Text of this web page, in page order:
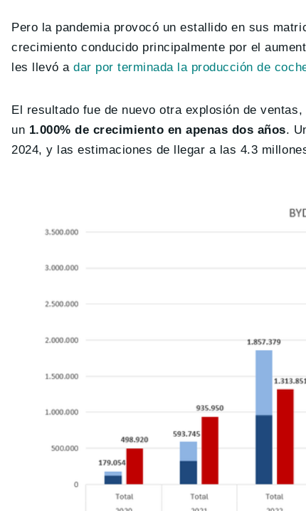
Pero la pandemia provocó un estallido en sus
crecimiento conducido principalmente por el
les llevó adar por terminada la producción de
El resultado fue de nuevo otra explosión de
un 1.000% de crecimiento en apenas dos años.
2024, y las estimaciones de llegar a las 4.3